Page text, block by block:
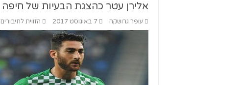
אלירן עטר כהצגת הבעיות של חיפה
עופר גרושקה 7 באוגוסט 2017 הזווית לחיבורים